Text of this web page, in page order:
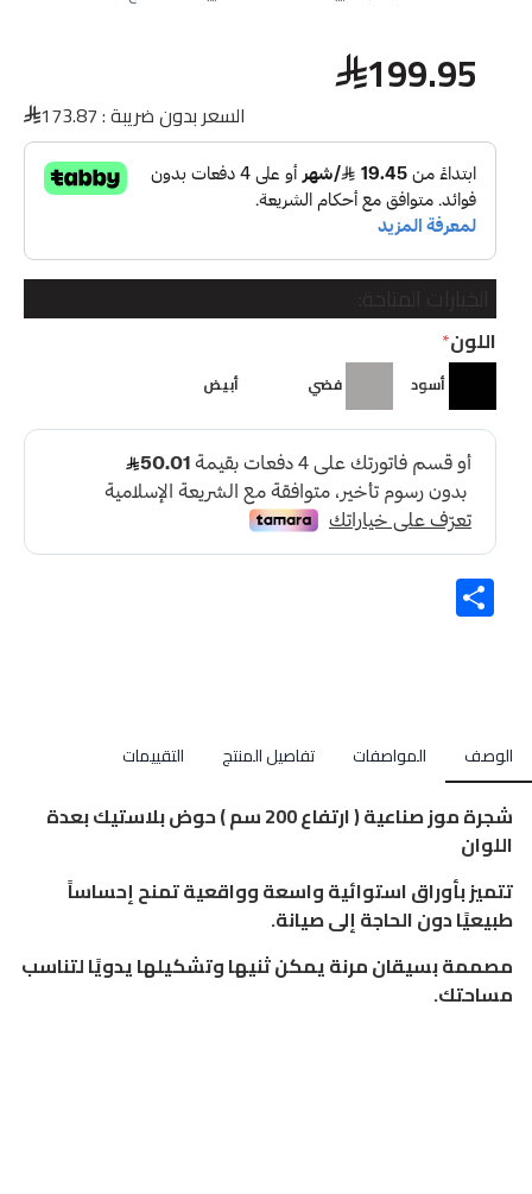
199.95
السعر بدون ضريبة :173.87
اللون
أسود فضي أبيض
Share
الوصف المواصفات تفاصيل المنتج التقييمات
شجرة موز صناعية ( ارتفاع 200 سم ) حوض بلاستيك بعدة
اللوان
تتميز بأوراق استوائية واسعة وواقعية تمنح إحساساً
طبيعيًا دون الحاجة إلى صيانة.
مصممة بسيقان مرنة يمكن ثنيها وتشكيلها يدويًا لتناسب
مساحتك.